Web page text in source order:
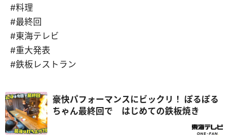
#料理
#最終回
#東海テレビ
#重大発表
#鉄板レストラン
豪快パフォーマンスにビックリ！ ぽるぽる
ちゃん最終回で はじめての鉄板焼き